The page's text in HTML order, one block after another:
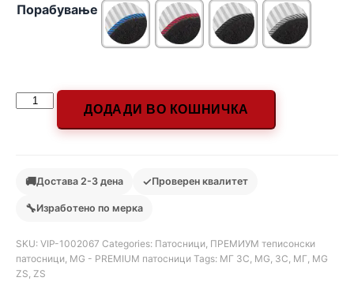
Порабување
ДОДАДИ ВО КОШНИЧКА
🚚Достава 2-3 дена ✓Проверен квалитет
🔧Изработено по мерка
SKU: VIP-1002067 Categories: Патосници ПРЕМИУМ теписонски
патосници MG - PREMIUM патосници Tags: МГ ЗС MG ЗС МГ MG
ZS ZS